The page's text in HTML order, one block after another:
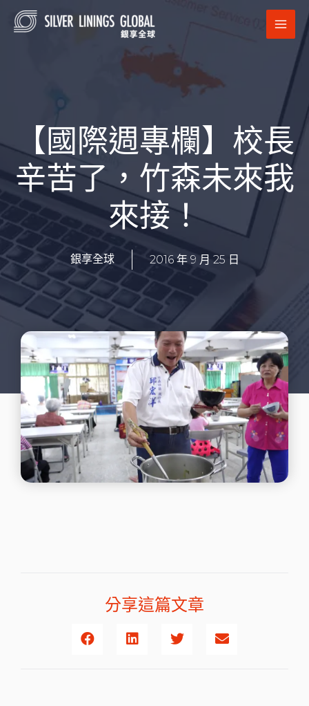
【國際週專欄】校長
辛苦了，竹森未來我
來接！
銀享全球 2016 年 9 月 25 日
分享這篇文章